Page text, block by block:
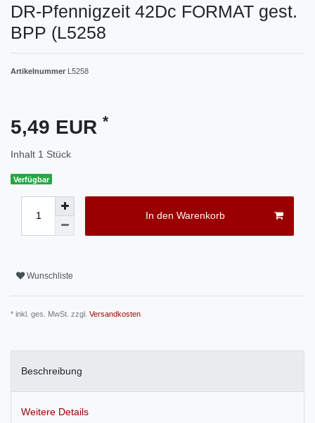
DR-Pfennigzeit 42Dc FORMAT gest.
BPP (L5258
Artikelnummer L5258
5,49 EUR *
Inhalt 1 Stück
Verfügbar
In den Warenkorb
Wunschliste
* inkl. ges. MwSt. zzgl. Versandkosten
Beschreibung
Weitere Details